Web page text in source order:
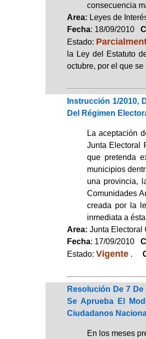
consecuencia
Area: Leyes de
Fecha: 18/09/2010
Estado:
la Ley del Estatuto
octubre, por el que
Instrucción 1/2010,
Del Régimen
La aceptación
Junta Electoral
que pretenda
municipios
una provincia,
Comunidades
creada por la
inmediata a
Area: Junta
Fecha: 17/09/2010
Estado: Vigente.
Resolución De 7
Se Aprueba El
Ciudadanos
En los meses